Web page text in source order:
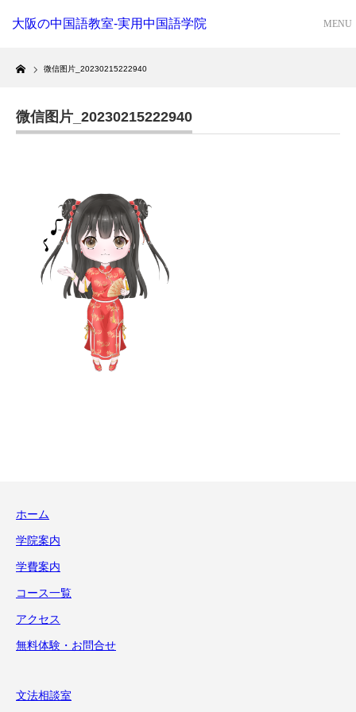
大阪の中国語教室-実用中国語学院
Home
微信图片_20230215222940
微信图片_20230215222940
ホーム
学院案内
学費案内
コース一覧
アクセス
無料体験・お問合せ
文法相談室